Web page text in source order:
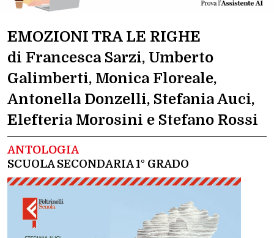
EMOZIONI TRA LE RIGHE
di Francesca Sarzi, Umberto
Galimberti, Monica Floreale,
Antonella Donzelli, Stefania Auci,
Elefteria Morosini e Stefano Rossi
ANTOLOGIA
SCUOLA SECONDARIA 1° GRADO